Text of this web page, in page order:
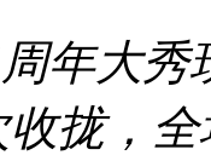
年大秀
拢，